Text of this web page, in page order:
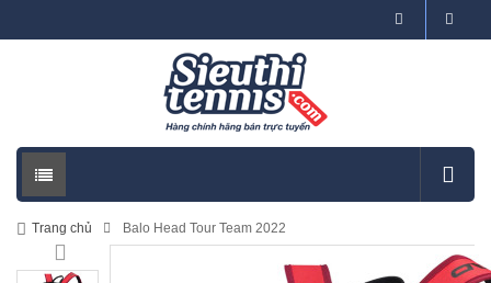
Trang chủ Balo Head Tour Team 2022